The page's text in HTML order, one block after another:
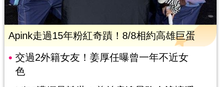
Apink走過15年粉紅奇蹟！8/8相約高雄巨蛋
交過2外籍女友！姜厚任曝曾一年不近女
色